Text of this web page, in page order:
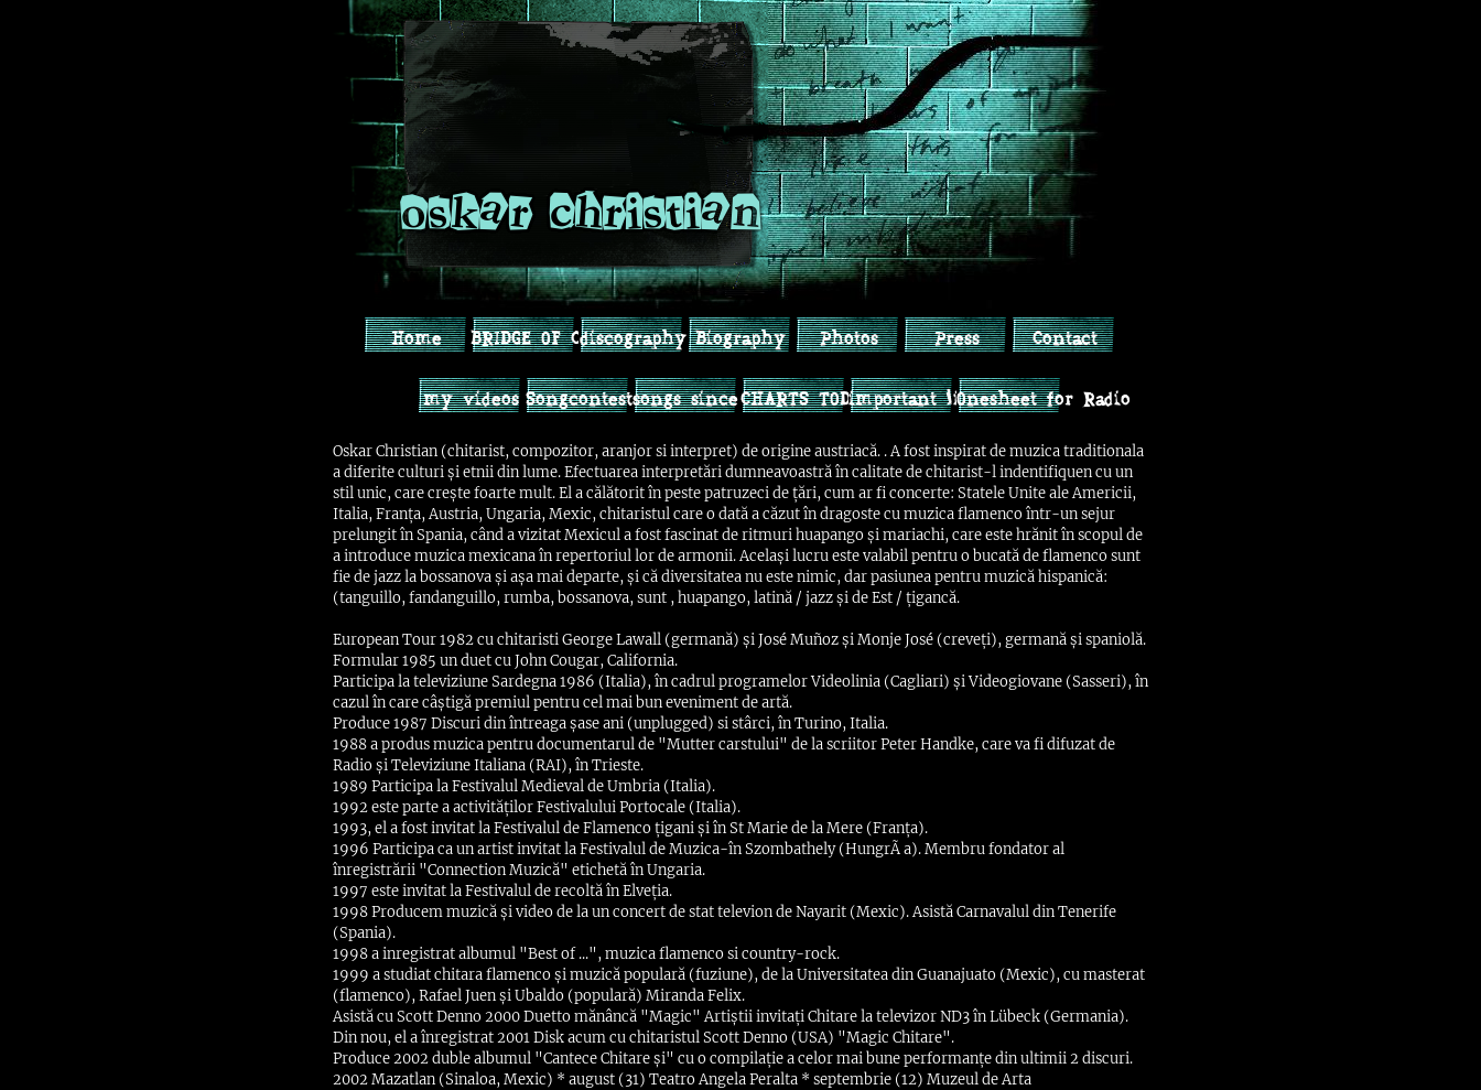
oskar christian
Home BRIDGE OF CULTURES, CAMERON TO MARIACHI SOUNDS
discography Biography Photos Press Contact
my videos Songcontestsongs since 2013CHARTS TODAYimportant linksOnesheet for Radio
Oskar Christian (chitarist, compozitor, aranjor si interpret) de origine austriacă. . A fost inspirat de muzica traditionala
a diferite culturi și etnii din lume. Efectuarea interpretări dumneavoastră în calitate de chitarist-l indentifiquen cu un
stil unic, care crește foarte mult. El a călătorit în peste patruzeci de țări, cum ar fi concerte: Statele Unite ale Americii,
Italia, Franța, Austria, Ungaria, Mexic, chitaristul care o dată a căzut în dragoste cu muzica flamenco într-un sejur
prelungit în Spania, când a vizitat Mexicul a fost fascinat de ritmuri huapango și mariachi, care este hrănit în scopul de
a introduce muzica mexicana în repertoriul lor de armonii. Același lucru este valabil pentru o bucată de flamenco sunt
fie de jazz la bossanova și așa mai departe, și că diversitatea nu este nimic, dar pasiunea pentru muzică hispanică:
(tanguillo, fandanguillo, rumba, bossanova, sunt , huapango, latină / jazz și de Est / țigancă.
European Tour 1982 cu chitaristi George Lawall (germană) și José Muñoz și Monje José (creveți), germană și spaniolă.
Formular 1985 un duet cu John Cougar, California.
Participa la televiziune Sardegna 1986 (Italia), în cadrul programelor Videolinia (Cagliari) și Videogiovane (Sasseri), în
cazul în care câștigă premiul pentru cel mai bun eveniment de artă.
Produce 1987 Discuri din întreaga șase ani (unplugged) si stârci, în Turino, Italia.
1988 a produs muzica pentru documentarul de "Mutter carstului" de la scriitor Peter Handke, care va fi difuzat de
Radio și Televiziune Italiana (RAI), în Trieste.
1989 Participa la Festivalul Medieval de Umbria (Italia).
1992 este parte a activităților Festivalului Portocale (Italia).
1993, el a fost invitat la Festivalul de Flamenco țigani și în St Marie de la Mere (Franța).
1996 Participa ca un artist invitat la Festivalul de Muzica-în Szombathely (HungrÃ a). Membru fondator al
înregistrării "Connection Muzică" etichetă în Ungaria.
1997 este invitat la Festivalul de recoltă în Elveția.
1998 Producem muzică și video de la un concert de stat televion de Nayarit (Mexic). Asistă Carnavalul din Tenerife
(Spania).
1998 a inregistrat albumul "Best of ...", muzica flamenco si country-rock.
1999 a studiat chitara flamenco și muzică populară (fuziune), de la Universitatea din Guanajuato (Mexic), cu masterat
(flamenco), Rafael Juen și Ubaldo (populară) Miranda Felix.
Asistă cu Scott Denno 2000 Duetto mănâncă "Magic" Artiștii invitați Chitare la televizor ND3 în Lübeck (Germania).
Din nou, el a înregistrat 2001 Disk acum cu chitaristul Scott Denno (USA) "Magic Chitare".
Produce 2002 duble albumul "Cantece Chitare și" cu o compilație a celor mai bune performanțe din ultimii 2 discuri.
2002 Mazatlan (Sinaloa, Mexic) * august (31) Teatro Angela Peralta * septembrie (12) Muzeul de Arta